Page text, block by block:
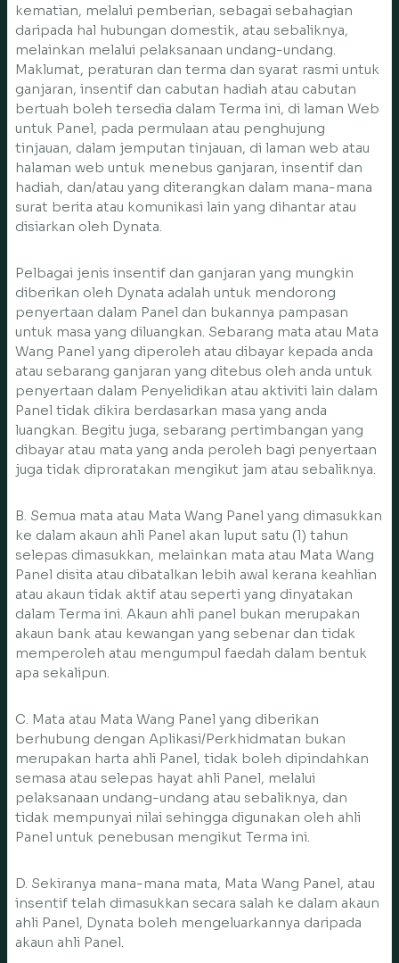
kematian, melalui pemberian, sebagai sebahagian
daripada hal hubungan domestik, atau sebaliknya,
melainkan melalui pelaksanaan undang-undang.
Maklumat, peraturan dan terma dan syarat rasmi untuk
ganjaran, insentif dan cabutan hadiah atau cabutan
bertuah boleh tersedia dalam Terma ini, di laman Web
untuk Panel, pada permulaan atau penghujung
tinjauan, dalam jemputan tinjauan, di laman web atau
halaman web untuk menebus ganjaran, insentif dan
hadiah, dan/atau yang diterangkan dalam mana-mana
surat berita atau komunikasi lain yang dihantar atau
disiarkan oleh Dynata.
Pelbagai jenis insentif dan ganjaran yang mungkin
diberikan oleh Dynata adalah untuk mendorong
penyertaan dalam Panel dan bukannya pampasan
untuk masa yang diluangkan. Sebarang mata atau Mata
Wang Panel yang diperoleh atau dibayar kepada anda
atau sebarang ganjaran yang ditebus oleh anda untuk
penyertaan dalam Penyelidikan atau aktiviti lain dalam
Panel tidak dikira berdasarkan masa yang anda
luangkan. Begitu juga, sebarang pertimbangan yang
dibayar atau mata yang anda peroleh bagi penyertaan
juga tidak diproratakan mengikut jam atau sebaliknya.
B. Semua mata atau Mata Wang Panel yang dimasukkan
ke dalam akaun ahli Panel akan luput satu (1) tahun
selepas dimasukkan, melainkan mata atau Mata Wang
Panel disita atau dibatalkan lebih awal kerana keahlian
atau akaun tidak aktif atau seperti yang dinyatakan
dalam Terma ini. Akaun ahli panel bukan merupakan
akaun bank atau kewangan yang sebenar dan tidak
memperoleh atau mengumpul faedah dalam bentuk
apa sekalipun.
C. Mata atau Mata Wang Panel yang diberikan
berhubung dengan Aplikasi/Perkhidmatan bukan
merupakan harta ahli Panel, tidak boleh dipindahkan
semasa atau selepas hayat ahli Panel, melalui
pelaksanaan undang-undang atau sebaliknya, dan
tidak mempunyai nilai sehingga digunakan oleh ahli
Panel untuk penebusan mengikut Terma ini.
D. Sekiranya mana-mana mata, Mata Wang Panel, atau
insentif telah dimasukkan secara salah ke dalam akaun
ahli Panel, Dynata boleh mengeluarkannya daripada
akaun ahli Panel.